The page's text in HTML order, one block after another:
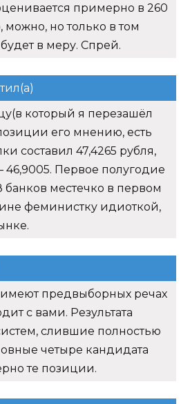
примерно в 260
можно, но только в том
в меру. Спрей.
который я перезашёл
его мнению, есть
составил 47,4265 рубля,
Первое полугодие
местечко в первом
феминистку идиоткой,
имеют предвыборных речах
с вами. Результата
слившие полностью
четыре кандидата
те позиции.